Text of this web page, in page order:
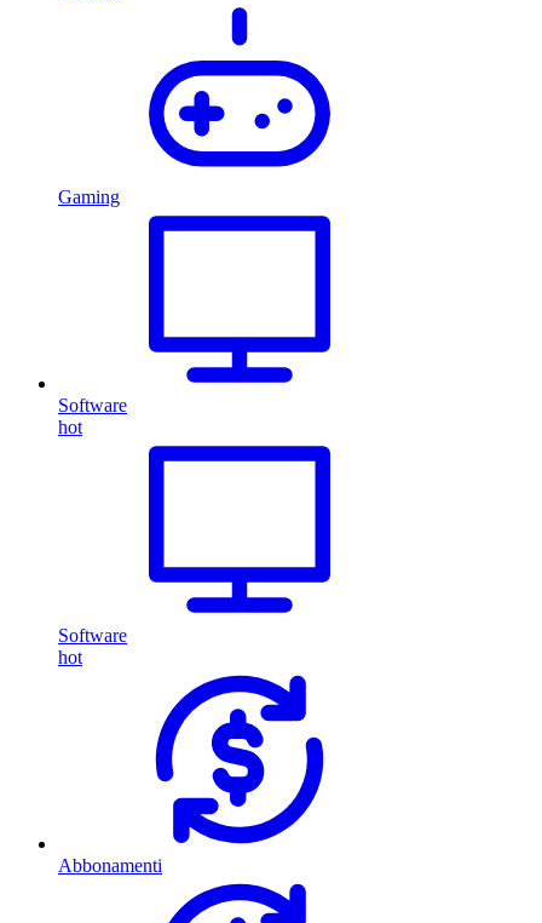
Gaming
Software
hot
Software
hot
Abbonamenti